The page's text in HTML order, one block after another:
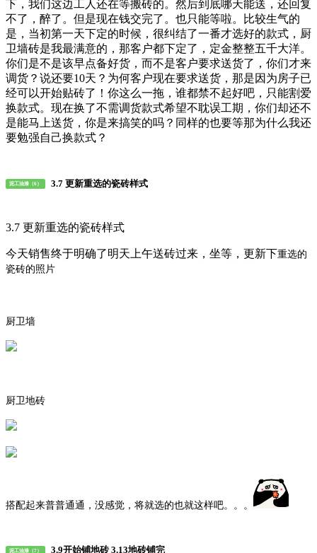
下，我们这边工人还在等搬砖的。然后到底哪天能送，还回复
不了，醉了。但是现在钱交完了。也只能等啦。比较生气的
是，当初第一天下定的时候，很纠结了一番才选好的款式，厨
卫墙砖是我最满意的，那客户都下定了，定金整整五千大洋。
你们是不是该早点备好货，而不是客户要求送货了，你们才来
调货？说还要10天？为何客户现在要求送货，那是因为房子已
经可以开始贴砖了！你这么一拖，谁都禁不起好吧，只能割爱
换款式。现在换了不需调货款式希望不耽误工期，你们却还不
是能马上送货，你是来搞笑的吗？同样的也要等那为什么我还
要勉强自己换款式？
泥工油漆（6） 3.7 更新重选的瓷砖样式
3.7 更新重选的瓷砖样式
今天销售终于明确了明天上午送砖过来，坐等，更新下重选的
瓷砖的照片
厨卫墙
厨卫地砖
搭配起来普普通通，没感觉，将就选的也就这样吧。。。
泥工油漆（7） 3.9开始铺地砖 3.13地砖铺完